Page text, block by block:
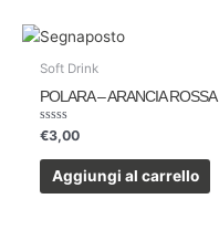
Soft Drink
POLARA – ARANCIA ROSSA
Valutato
su
€3,00
Aggiungi al carrello